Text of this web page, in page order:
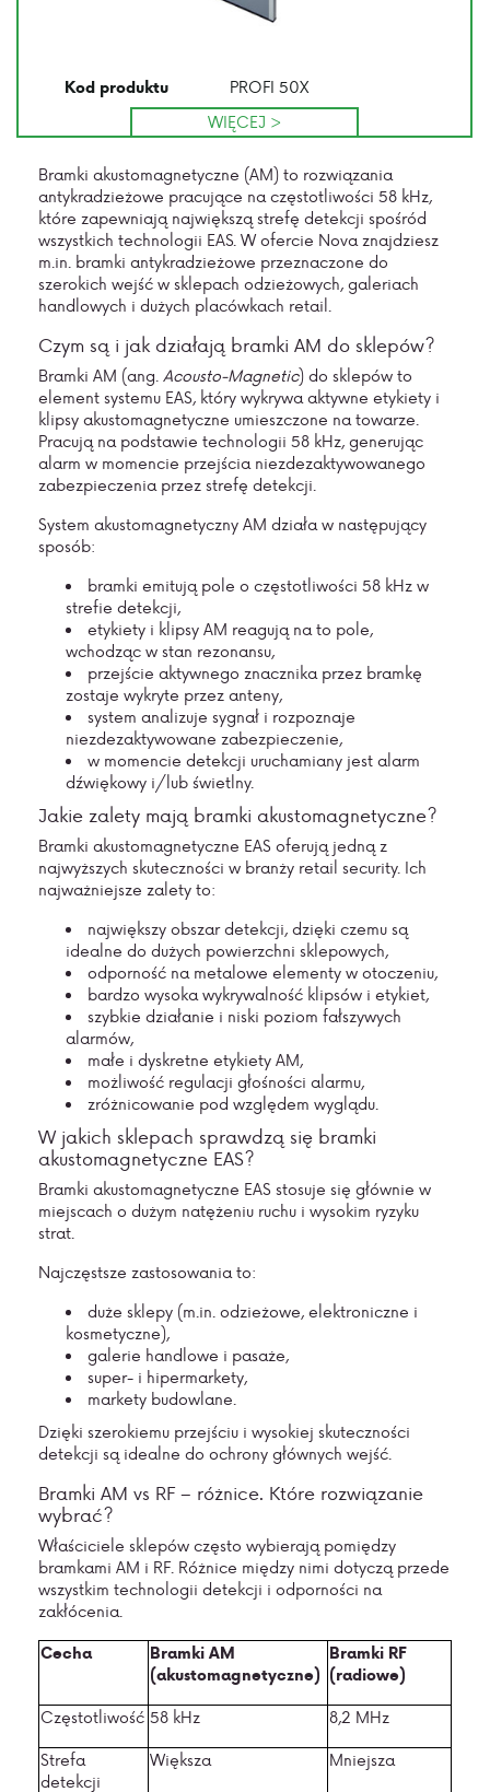
Kod produktu
PROFI 50X
WIĘCEJ >
Bramki akustomagnetyczne (AM) to rozwiązania
antykradzieżowe pracujące na częstotliwości 58 kHz,
które zapewniają największą strefę detekcji spośród
wszystkich technologii EAS. W ofercie Nova znajdziesz
m.in. bramki antykradzieżowe przeznaczone do
szerokich wejść w sklepach odzieżowych, galeriach
handlowych i dużych placówkach retail.
Czym są i jak działają bramki AM do sklepów?
Bramki AM (ang.Acousto-Magnetic) do sklepów to
element systemu EAS, który wykrywa aktywne etykiety i
klipsy akustomagnetyczne umieszczone na towarze.
Pracują na podstawie technologii 58 kHz, generując
alarm w momencie przejścia niezdezaktywowanego
zabezpieczenia przez strefę detekcji.
System akustomagnetyczny AM działa w następujący
sposób:
bramki emitują pole o częstotliwości 58 kHz w
strefie detekcji,
etykiety i klipsy AM reagują na to pole,
wchodząc w stan rezonansu,
przejście aktywnego znacznika przez bramkę
zostaje wykryte przez anteny,
system analizuje sygnał i rozpoznaje
niezdezaktywowane zabezpieczenie,
w momencie detekcji uruchamiany jest alarm
dźwiękowy i/lub świetlny.
Jakie zalety mają bramki akustomagnetyczne?
Bramki akustomagnetyczne EAS oferują jedną z
najwyższych skuteczności w branży retail security. Ich
najważniejsze zalety to:
największy obszar detekcji, dzięki czemu są
idealne do dużych powierzchni sklepowych,
odporność na metalowe elementy w otoczeniu,
bardzo wysoka wykrywalność klipsów i etykiet,
szybkie działanie i niski poziom fałszywych
alarmów,
małe i dyskretne etykiety AM,
możliwość regulacji głośności alarmu,
zróżnicowanie pod względem wyglądu.
W jakich sklepach sprawdzą się bramki
akustomagnetyczne EAS?
Bramki akustomagnetyczne EAS stosuje się głównie w
miejscach o dużym natężeniu ruchu i wysokim ryzyku
strat.
Najczęstsze zastosowania to:
duże sklepy (m.in. odzieżowe, elektroniczne i
kosmetyczne),
galerie handlowe i pasaże,
super- i hipermarkety,
markety budowlane.
Dzięki szerokiemu przejściu i wysokiej skuteczności
detekcji są idealne do ochrony głównych wejść.
Bramki AM vs RF – różnice. Które rozwiązanie
wybrać?
Właściciele sklepów często wybierają pomiędzy
bramkami AM i RF. Różnice między nimi dotyczą przede
wszystkim technologii detekcji i odporności na
zakłócenia.
Cecha
Bramki AM
(akustomagnetyczne)
Bramki RF
(radiowe)
Częstotliwość 58 kHz 8,2 MHz
Strefa
detekcji
Większa Mniejsza